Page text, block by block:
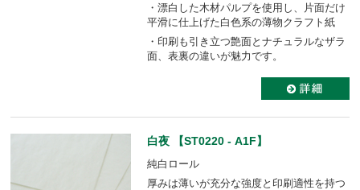
・漂白した木材パルプを使用し、片面だけ
平滑に仕上げた白色系の薄物クラフト紙
・印刷も引き立つ艶面とナチュラルなザラ
面、表裏の違いが魅力です。
白夜 【ST0220 - A1F】
純白ロール
厚みは薄いが充分な強度と印刷適性を持つ